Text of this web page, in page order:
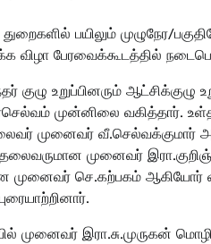
பயிலும் முழுநேர/
விழா பேரவைக்கூடத்தில்
குழு உறுப்பினரும்
முன்னிலை வகித்தார். உள்தர
முனைவர் வீ.செல்வக்குமார்
முனைவர்
முனைவர் செ.கற்பகம் ஆகியோர்
முனைவர் இரா.சு.முருகன்